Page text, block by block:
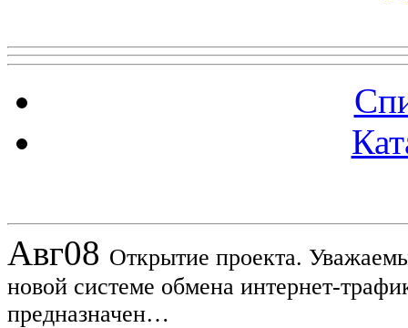
Авг08 Открытие проекта.
новой системе обмена интернет-
предназначен…